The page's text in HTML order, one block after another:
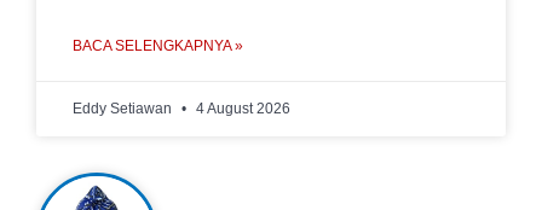
BACA SELENGKAPNYA »
Eddy Setiawan 4 August 2026